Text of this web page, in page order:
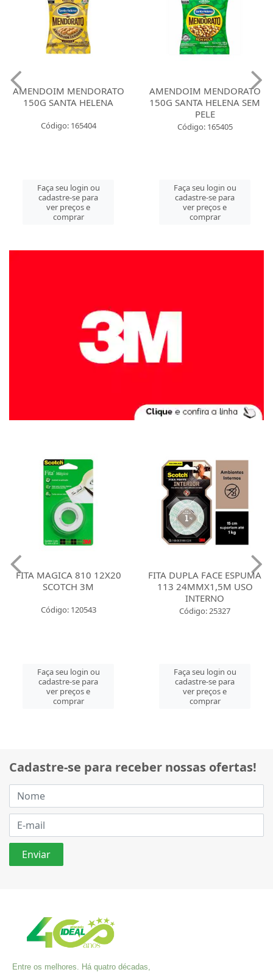
AMENDOIM MENDORATO
150G SANTA HELENA
Código: 165404
Faça seu login ou
cadastre-se para
ver preços e
comprar
AMENDOIM MENDORATO
150G SANTA HELENA SEM
PELE
Código: 165405
Faça seu login ou
cadastre-se para
ver preços e
comprar
FITA MAGICA 810 12X20
SCOTCH 3M
Código: 120543
Faça seu login ou
cadastre-se para
ver preços e
comprar
FITA DUPLA FACE ESPUMA
113 24MMX1,5M USO
INTERNO
Código: 25327
Faça seu login ou
cadastre-se para
ver preços e
comprar
Cadastre-se para receber nossas ofertas!
Entre os melhores. Há quatro décadas,